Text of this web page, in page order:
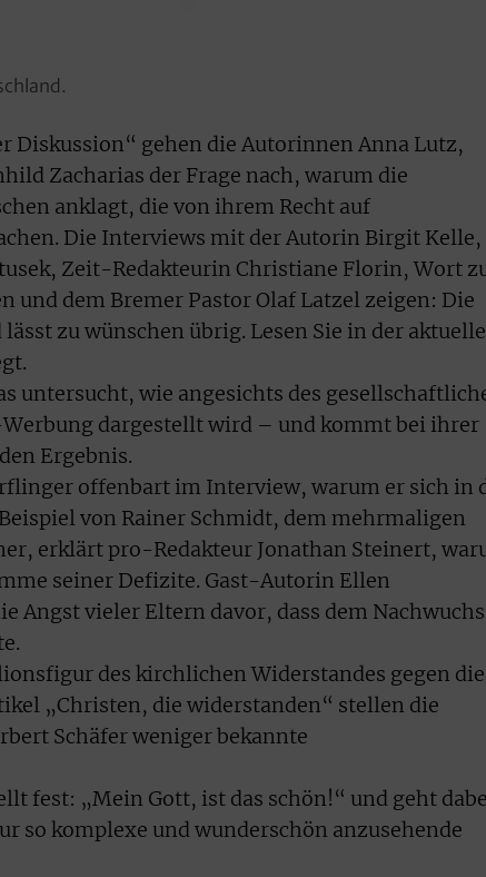
Diskussion“ gehen die Autorinnen Anna Lutz,
Zacharias der Frage nach, warum die
anklagt, die von ihrem Recht auf
Die Interviews mit der Autorin Birgit Kelle,
Zeit-Redakteurin Christiane Florin, Wort
und dem Bremer Pastor Olaf Latzel zeigen: Die
zu wünschen übrig. Lesen Sie in der
untersucht, wie angesichts des
dargestellt wird – und kommt bei ihrer
Ergebnis.
offenbart im Interview, warum er sich in
von Rainer Schmidt, dem mehrmaligen
erklärt pro-Redakteur Jonathan Steinert,
seiner Defizite. Gast-Autorin Ellen
Angst vieler Eltern davor, dass dem Nachwuchs
des kirchlichen Widerstandes gegen die
„Christen, die widerstanden“ stellen die
Schäfer weniger bekannte
fest: „Mein Gott, ist das schön!“ und geht
so komplexe und wunderschön anzusehende